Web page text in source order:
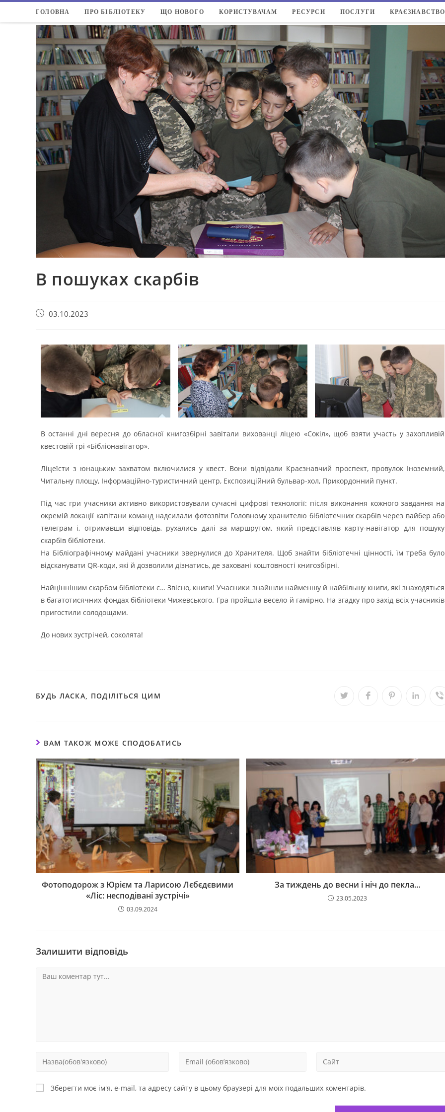
ГОЛОВНА ПРО БІБЛІОТЕКУ ЩО НОВОГО КОРИСТУВАЧАМ РЕСУРСИ ПОСЛУГИ КРАЄЗНАВСТВО
В пошуках скарбів
03.10.2023
В останні дні вересня до обласної книгозбірні завітали вихованці ліцею «Сокіл», щоб взяти участь у захопливій
квестовій грі «Бібліонавігатор».
Ліцеїсти з юнацьким захватом включилися у квест. Вони відвідали Краєзнавчий проспект, провулок Іноземний,
Читальну площу, Інформаційно-туристичний центр, Експозиційний бульвар-хол, Прикордонний пункт.
Під час гри учасники активно використовували сучасні цифрові технології: після виконання кожного завдання на
окремій локації капітани команд надсилали фотозвіти Головному хранителю бібліотечних скарбів через вайбер або
телеграм і, отримавши відповідь, рухались далі за маршрутом, який представляв карту-навігатор для пошуку
скарбів бібліотеки.
На Бібліографічному майдані учасники звернулися до Хранителя. Щоб знайти бібліотечні цінності, їм треба було
відсканувати QR-коди, які й дозволили дізнатись, де заховані коштовності книгозбірні.
Найціннішим скарбом бібліотеки є… Звісно, книги! Учасники знайшли найменшу й найбільшу книги, які знаходяться
в багатотисячних фондах бібліотеки Чижевського. Гра пройшла весело й гамірно. На згадку про захід всіх учасників
пригостили солодощами.
До нових зустрічей, соколята!
БУДЬ ЛАСКА, ПОДІЛІТЬСЯ ЦИМ
ВАМ ТАКОЖ МОЖЕ СПОДОБАТИСЬ
Фотоподорож з Юрієм та Ларисою Лєбєдєвими
«Ліс: несподівані зустрічі»
03.09.2024
За тиждень до весни і ніч до пекла…
23.05.2023
Залишити відповідь
Зберегти моє ім'я, e-mail, та адресу сайту в цьому браузері для моїх подальших коментарів.